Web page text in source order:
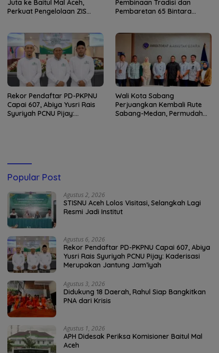
Juta ke Baitul Mal Aceh,
Perkuat Pengelolaan ZIS
Pembinaan Tradisi dan
Pembaretan 65 Bintara
Rekor Pendaftar PD-PKPNU
Capai 607, Abiya Yusri Rais
Syuriyah PCNU Pijay:
Wali Kota Sabang
Perjuangkan Kembali Rute
Sabang-Medan, Permudah
Popular Post
Agustus 2, 2026
STISNU Aceh Lolos Visitasi, Selangkah Lagi
Resmi Jadi Institut
Agustus 6, 2026
Rekor Pendaftar PD-PKPNU Capai 607, Abiya
Yusri Rais Syuriyah PCNU Pijay: Kaderisasi
Merupakan Jantung Jam’iyah
Agustus 3, 2026
Didukung 18 Daerah, Rahul Siap Bangkitkan
PNA dari Krisis
Agustus 1, 2026
APH Didesak Periksa Komisioner Baitul Mal
Aceh